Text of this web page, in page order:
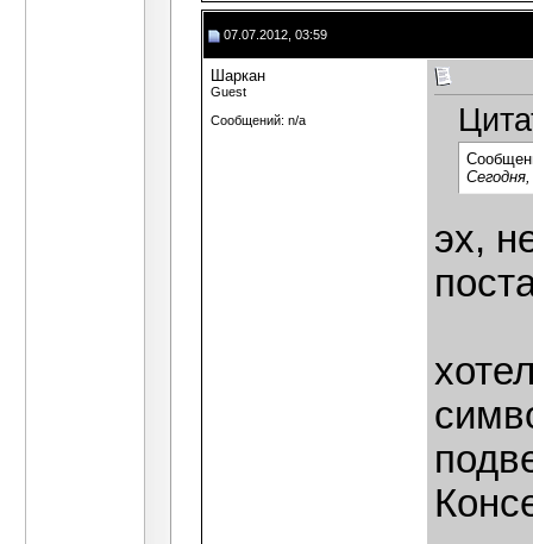
07.07.2012, 03:59
Шаркан
Guest
Сообщений: n/a
эх,